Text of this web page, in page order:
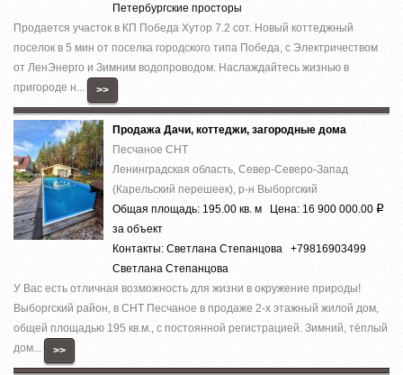
Петербургские просторы
Продается участок в КП Победа Хутор 7.2 сот. Новый коттеджный
поселок в 5 мин от поселка городского типа Победа, с Электричеством
от ЛенЭнерго и Зимним водопроводом. Наслаждайтесь жизнью в
пригороде н...
>>
Продажа Дачи, коттеджи, загородные дома
Песчаное СНТ
Ленинградская область, Север-Северо-Запад
(Карельский перешеек), р-н Выборгский
Общая площадь: 195.00 кв. м Цена: 16 900 000.00 Р
за объект
Контакты: Светлана Степанцова +79816903499
Светлана Степанцова
У Вас есть отличная возможность для жизни в окружение природы!
Выборгский район, в СНТ Песчаное в продаже 2-х этажный жилой дом,
общей площадью 195 кв.м., с постоянной регистрацией. Зимний, тёплый
дом...
>>